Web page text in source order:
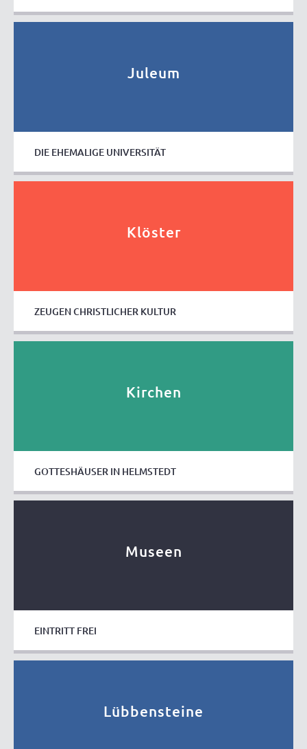
Juleum
DIE EHEMALIGE UNIVERSITÄT
Klöster
ZEUGEN CHRISTLICHER KULTUR
Kirchen
GOTTESHÄUSER IN HELMSTEDT
Museen
EINTRITT FREI
Lübbensteine